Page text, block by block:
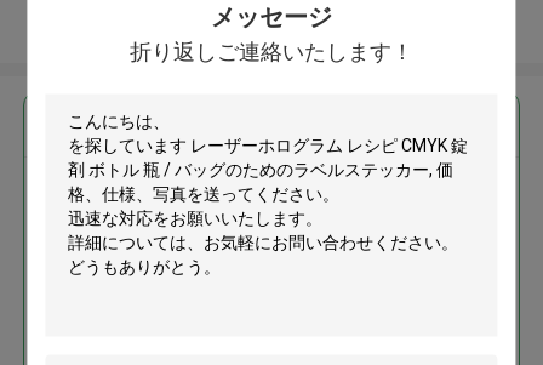
メッセージ
折り返しご連絡いたします！
多くを見て下さい
レーザーホログラム レシピ
CMYK 錠剤 ボトル 瓶 / バッグの
ためのラベルステッカー